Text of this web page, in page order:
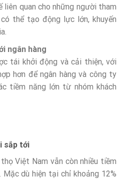
liên quan cho những người tham
thể tạo động lực lớn, khuyến
ngân hàng
tái khởi động và cải thiện, với
hơn để ngân hàng và công ty
tiềm năng lớn từ nhóm khách
sắp tới
Việt Nam vẫn còn nhiều tiềm
dù hiện tại chỉ khoảng 12%